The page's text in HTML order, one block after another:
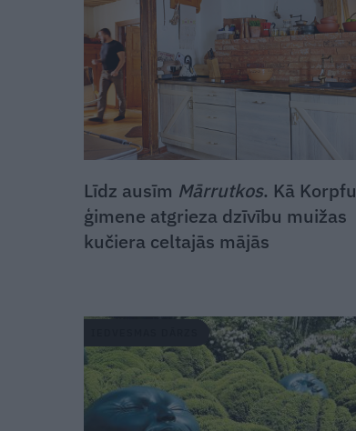
Līdz ausīm Mārrutkos. Kā Korpfu
ģimene atgrieza dzīvību muižas
kučiera celtajās mājās